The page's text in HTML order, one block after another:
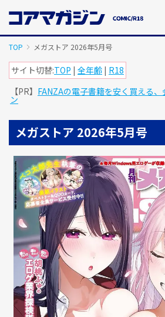
TOP メガストア 2026年5月号
サイト切替:TOP | 全年齢 | R18
【PR】 FANZAの電子書籍を安く買える
ン
メガストア 2026年5月号